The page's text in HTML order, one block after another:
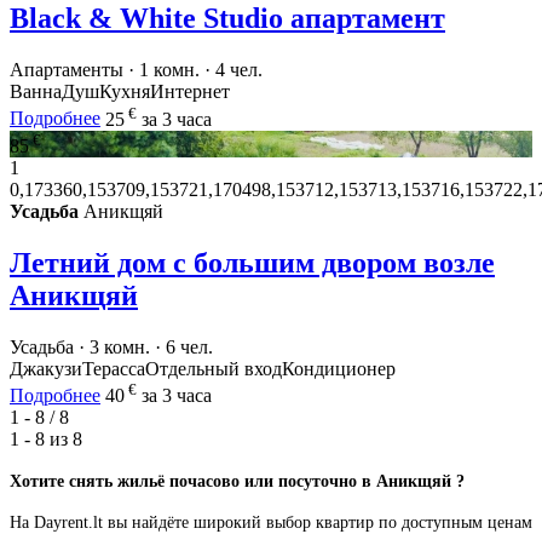
Black & White Studio апартамент
Апартаменты · 1 комн. · 4 чел.
ВаннаДушКухняИнтернет
Подробнее 25 € за 3 часа
85€
1
Усадьба Аникщяй
Летний дом с большим двором возле
Аникщяй
Усадьба · 3 комн. · 6 чел.
ДжакузиТерассаОтдельный входКондиционер
Подробнее 40 € за 3 часа
1 - 8 / 8
1 - 8 из 8
Хотите снять жильё почасово или посуточно в Аникщяй ?
На Dayrent.lt вы найдёте широкий выбор квартир по доступным ценам